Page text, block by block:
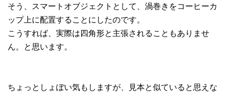
そう、スマートオブジェクトとして、渦巻きをコーヒーカ
ップ上に配置することにしたのです。
こうすれば、実際は四角形と主張されることもありませ
ん。と思います。
ちょっとしょぼい気もしますが、見本と似ていると思えな